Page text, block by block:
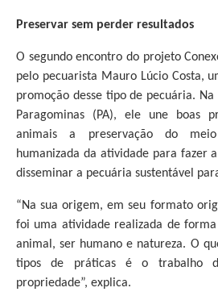
Preservar sem perder resultados
O segundo encontro do projeto
pelo pecuarista Mauro Lúcio Costa,
promoção desse tipo de pecuária.
Paragominas (PA), ele une boas
animais a preservação do
humanizada da atividade para fazer
disseminar a pecuária sustentável
“Na sua origem, em seu formato
foi uma atividade realizada de
animal, ser humano e natureza. O
tipos de práticas é o trabalho
propriedade”, explica.